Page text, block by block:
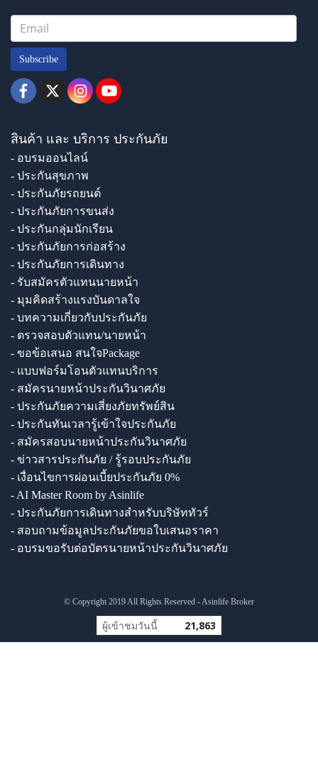
Subscribe
สินค้า และ บริการ ประกันภัย
- อบรมออนไลน์
- ประกันสุขภาพ
- ประกันภัยรถยนต์
- ประกันภัยการขนส่ง
- ประกันกลุ่มนักเรียน
- ประกันภัยการก่อสร้าง
- ประกันภัยการเดินทาง
- รับสมัครตัวแทนนายหน้า
- มุมคิดสร้างแรงบันดาลใจ
- บทความเกี่ยวกับประกันภัย
- ตรวจสอบตัวแทน/นายหน้า
- ขอข้อเสนอ สนใจPackage
- แบบฟอร์มโอนตัวแทนบริการ
- สมัครนายหน้าประกันวินาศภัย
- ประกันภัยความเสี่ยงภัยทรัพย์สิน
- ประกันทันเวลารู้เข้าใจประกันภัย
- สมัครสอบนายหน้าประกันวินาศภัย
- ข่าวสารประกันภัย / รู้รอบประกันภัย
- เงื่อนไขการผ่อนเบี้ยประกันภัย 0%
- AI Master Room by Asinlife
- ประกันภัยการเดินทางสำหรับบริษัททัวร์
- สอบถามข้อมูลประกันภัยขอใบเสนอราคา
- อบรมขอรับต่อบัตรนายหน้าประกันวินาศภัย
© Copyright 2019 All Rights Reserved - Asinlife Broker
ผู้เข้าชมวันนี้ 21,863